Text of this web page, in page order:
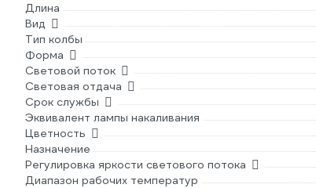
Длина
Вид
Тип колбы
Форма
Световой поток
Световая отдача
Срок службы
Эквивалент лампы накаливания
Цветность
Назначение
Регулировка яркости светового потока
Диапазон рабочих температур